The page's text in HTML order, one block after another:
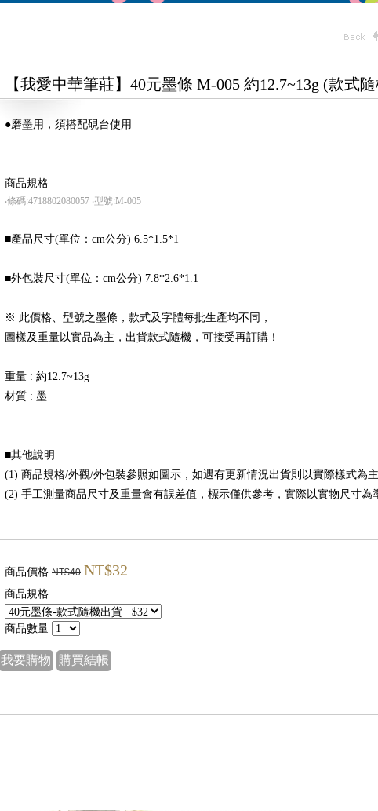
【我愛中華筆莊】40元墨條 M-005 約12.7~13g (款式
●磨墨用，須搭配硯台使用
商品規格
‧條碼:4718802080057 ‧型號:M-005
■產品尺寸(單位：cm公分) 6.5*1.5*1
■外包裝尺寸(單位：cm公分) 7.8*2.6*1.1
※ 此價格、型號之墨條，款式及字體每批生產均不同，
圖樣及重量以實品為主，出貨款式隨機，可接受再訂購！
重量 : 約12.7~13g
材質 : 墨
■其他說明
(1) 商品規格/外觀/外包裝參照如圖示，如遇有更新情況出貨則以實際樣式為主
(2) 手工測量商品尺寸及重量會有誤差值，標示僅供參考，實際以實物尺寸為
商品價格 NT$40 NT$32
商品規格
商品數量
我要購物 購買結帳